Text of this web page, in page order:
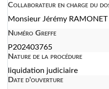
Collaborateur en charge du
Monsieur Jérémy RAMONET
Numéro Greffe
P202403765
Nature de la procédure
liquidation judiciaire
Date d'ouverture